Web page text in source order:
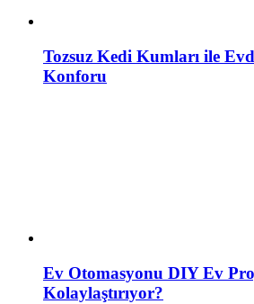
Tozsuz Kedi Kumları ile
Konforu
Ev Otomasyonu DIY Ev
Kolaylaştırıyor?